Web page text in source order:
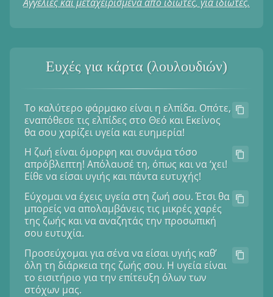
Ευχές για κάρτα (λουλουδιών)
Το καλύτερο φάρμακο είναι η ελπίδα. Οπότε,
εναπόθεσε τις ελπίδες στο Θεό και Εκείνος
θα σου χαρίζει υγεία και ευημερία!
Η ζωή είναι όμορφη και συνάμα τόσο
απρόβλεπτη! Απόλαυσέ τη, όπως και να ‘χει!
Είθε να είσαι υγιής και πάντα ευτυχής!
Εύχομαι να έχεις υγεία στη ζωή σου. Έτσι θα
μπορείς να απολαμβάνεις τις μικρές χαρές
της ζωής και να αναζητάς την προσωπική
σου ευτυχία.
Προσεύχομαι για σένα να είσαι υγιής καθ’
όλη τη διάρκεια της ζωής σου. Η υγεία είναι
το εισιτήριο για την επίτευξη όλων των
στόχων μας.